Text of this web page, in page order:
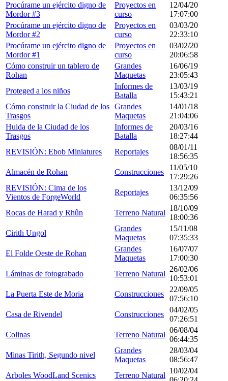
Procúrame un ejército digno de
Mordor #3
Proyectos en
curso
12/04/20
17:07:00
Procúrame un ejército digno de
Mordor #2
Proyectos en
curso
03/03/20
22:33:10
Procúrame un ejército digno de
Mordor #1
Proyectos en
curso
03/02/20
20:06:58
Cómo construir un tablero de
Rohan
Grandes
Maquetas
16/06/19
23:05:43
Proteged a los niños
Informes de
Batalla
13/03/19
15:43:21
Cómo construir la Ciudad de los
Trasgos
Grandes
Maquetas
14/01/18
21:04:06
Huida de la Ciudad de los
Trasgos
Informes de
Batalla
20/03/16
18:27:44
REVISIÓN: Ebob Miniatures
Reportajes
08/01/11
18:56:35
Almacén de Rohan
Construcciones
11/05/10
17:29:26
REVISIÓN: Cima de los
Vientos de ForgeWorld
Reportajes
13/12/09
06:35:56
Rocas de Harad y Rhûn
Terreno Natural
18/10/09
18:00:36
Cirith Ungol
Grandes
Maquetas
15/11/08
07:35:33
El Folde Oeste de Rohan
Grandes
Maquetas
16/07/07
17:00:30
Láminas de fotograbado
Terreno Natural
26/02/06
10:53:01
La Puerta Este de Moria
Construcciones
22/09/05
07:56:10
Casa de Rivendel
Construcciones
04/02/05
07:26:51
Colinas
Terreno Natural
06/08/04
06:44:35
Minas Tirith, Segundo nivel
Grandes
Maquetas
28/03/04
08:56:47
Arboles WoodLand Scenics
Terreno Natural
10/02/04